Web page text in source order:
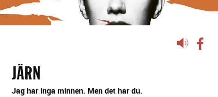
Lyssna
JÄRN
Jag har inga minnen. Men det har du.